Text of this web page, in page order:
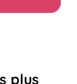
plus